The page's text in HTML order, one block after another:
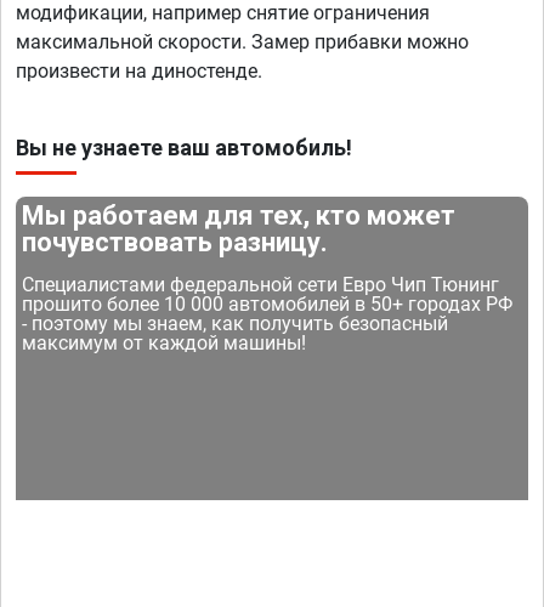
модификации, например снятие ограничения
максимальной скорости. Замер прибавки можно
произвести на диностенде.
Вы не узнаете ваш автомобиль!
Мы работаем для тех, кто может
почувствовать разницу.
Специалистами федеральной сети Евро Чип Тюнинг
прошито более 10 000 автомобилей в 50+ городах РФ
- поэтому мы знаем, как получить безопасный
максимум от каждой машины!